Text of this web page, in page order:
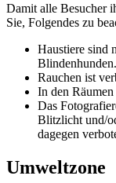
Damit alle Besucher
Sie, Folgendes zu
Haustiere sind
Blindenhunden.
Rauchen ist
In den
Das
Blitzlicht und/
dagegen
Umweltzone